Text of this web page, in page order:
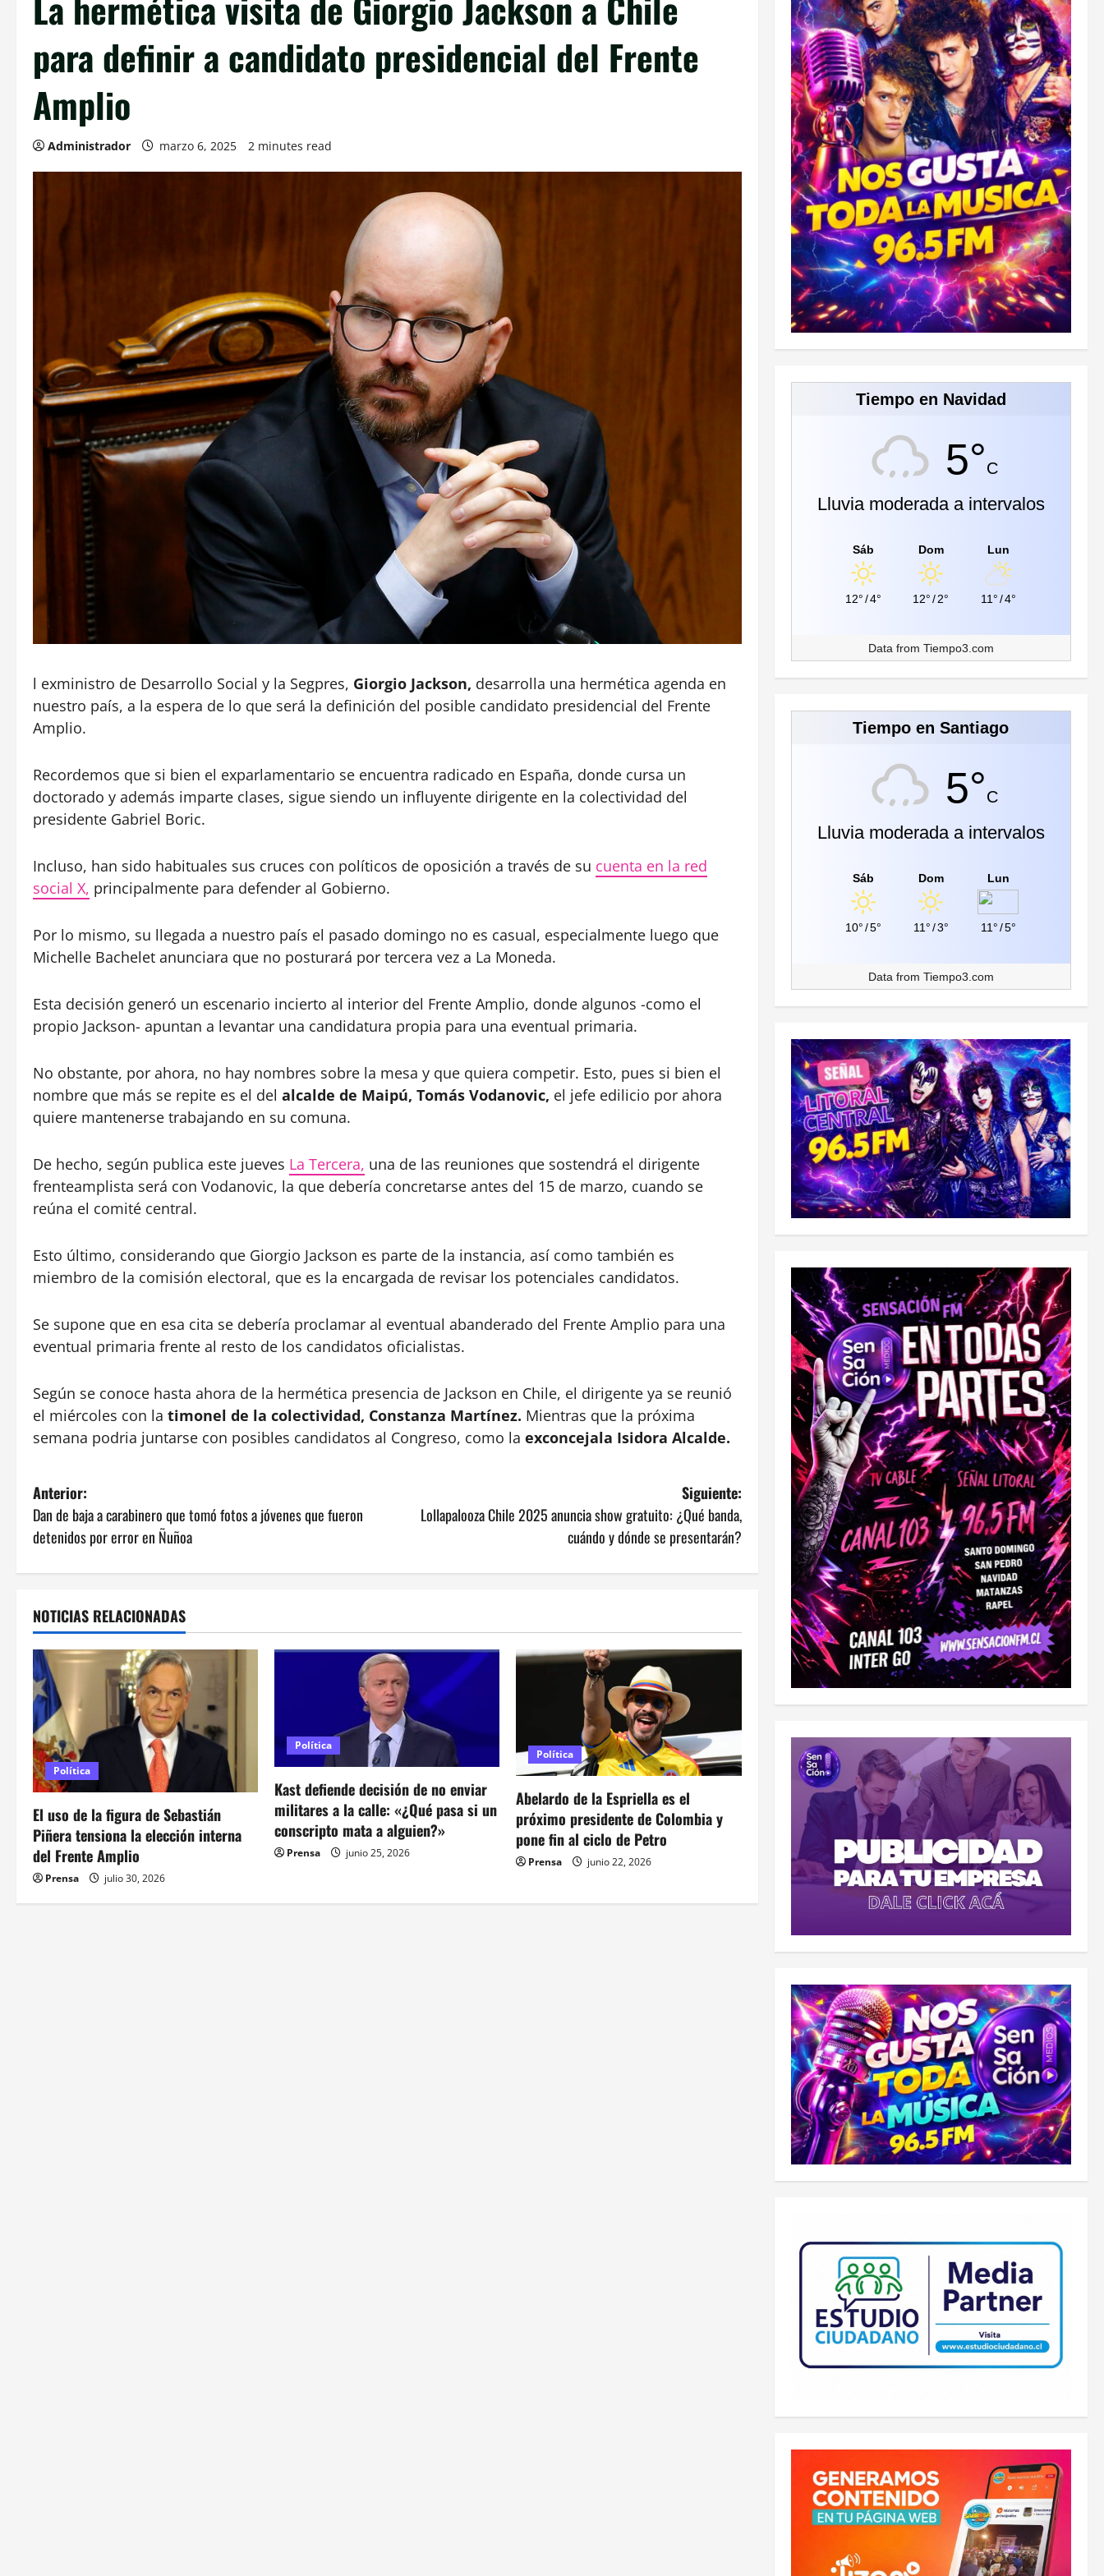
para definir a candidato presidencial del Frente
Amplio
Administrador marzo 6, 2025 2 minutes read
l exministro de Desarrollo Social y la Segpres, Giorgio Jackson, desarrolla una hermética agenda en
nuestro país, a la espera de lo que será la definición del posible candidato presidencial del Frente
Amplio.
Recordemos que si bien el exparlamentario se encuentra radicado en España, donde cursa un
doctorado y además imparte clases, sigue siendo un influyente dirigente en la colectividad del
presidente Gabriel Boric.
Incluso, han sido habituales sus cruces con políticos de oposición a través de su cuenta en la red
social X, principalmente para defender al Gobierno.
Por lo mismo, su llegada a nuestro país el pasado domingo no es casual, especialmente luego que
Michelle Bachelet anunciara que no posturará por tercera vez a La Moneda.
Esta decisión generó un escenario incierto al interior del Frente Amplio, donde algunos -como el
propio Jackson- apuntan a levantar una candidatura propia para una eventual primaria.
No obstante, por ahora, no hay nombres sobre la mesa y que quiera competir. Esto, pues si bien el
nombre que más se repite es el del alcalde de Maipú, Tomás Vodanovic, el jefe edilicio por ahora
quiere mantenerse trabajando en su comuna.
De hecho, según publica este jueves La Tercera, una de las reuniones que sostendrá el dirigente
frenteamplista será con Vodanovic, la que debería concretarse antes del 15 de marzo, cuando se
reúna el comité central.
Esto último, considerando que Giorgio Jackson es parte de la instancia, así como también es
miembro de la comisión electoral, que es la encargada de revisar los potenciales candidatos.
Se supone que en esa cita se debería proclamar al eventual abanderado del Frente Amplio para una
eventual primaria frente al resto de los candidatos oficialistas.
Según se conoce hasta ahora de la hermética presencia de Jackson en Chile, el dirigente ya se reunió
el miércoles con la timonel de la colectividad, Constanza Martínez. Mientras que la próxima
semana podria juntarse con posibles candidatos al Congreso, como la exconcejala Isidora Alcalde.
N
a
v
e
g
a
c
i
ó
n
d
e
e
Anterior:
Dan de baja a carabinero que tomó fotos a jóvenes que fueron
detenidos por error en Ñuñoa
Siguiente:
Lollapalooza Chile 2025 anuncia show gratuito: ¿Qué banda,
cuándo y dónde se presentarán?
NOTICIAS RELACIONADAS
Política
El uso de la figura de Sebastián
Piñera tensiona la elección interna
del Frente Amplio
Prensa julio 30, 2026
Política
Kast defiende decisión de no enviar
militares a la calle: «¿Qué pasa si un
conscripto mata a alguien?»
Prensa junio 25, 2026
Política
Abelardo de la Espriella es el
próximo presidente de Colombia y
pone fin al ciclo de Petro
Prensa junio 22, 2026
Tiempo en Navidad
5°C
Lluvia moderada a intervalos
Sáb
12° /4°
Dom
12° /2°
Lun
11°/4°
Data from Tiempo3.com
Tiempo en Santiago
5°C
Lluvia moderada a intervalos
Sáb
10° /5°
Dom
11°/3°
Lun
11°/5°
Data from Tiempo3.com